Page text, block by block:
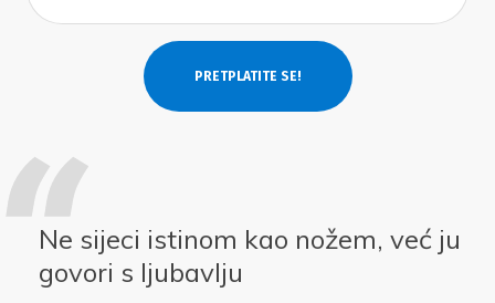
Ne sijeci istinom kao nožem, već ju
govori s ljubavlju